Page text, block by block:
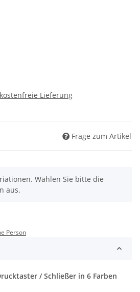
Lieferung
Frage zum Artikel
Wählen Sie bitte die
aus.
Person
/ Schließer in 6 Farben